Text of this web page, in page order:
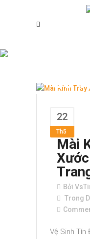
Cũ
22
Th5
Mài
Bởi
Trong
Vệ Sinh Tín